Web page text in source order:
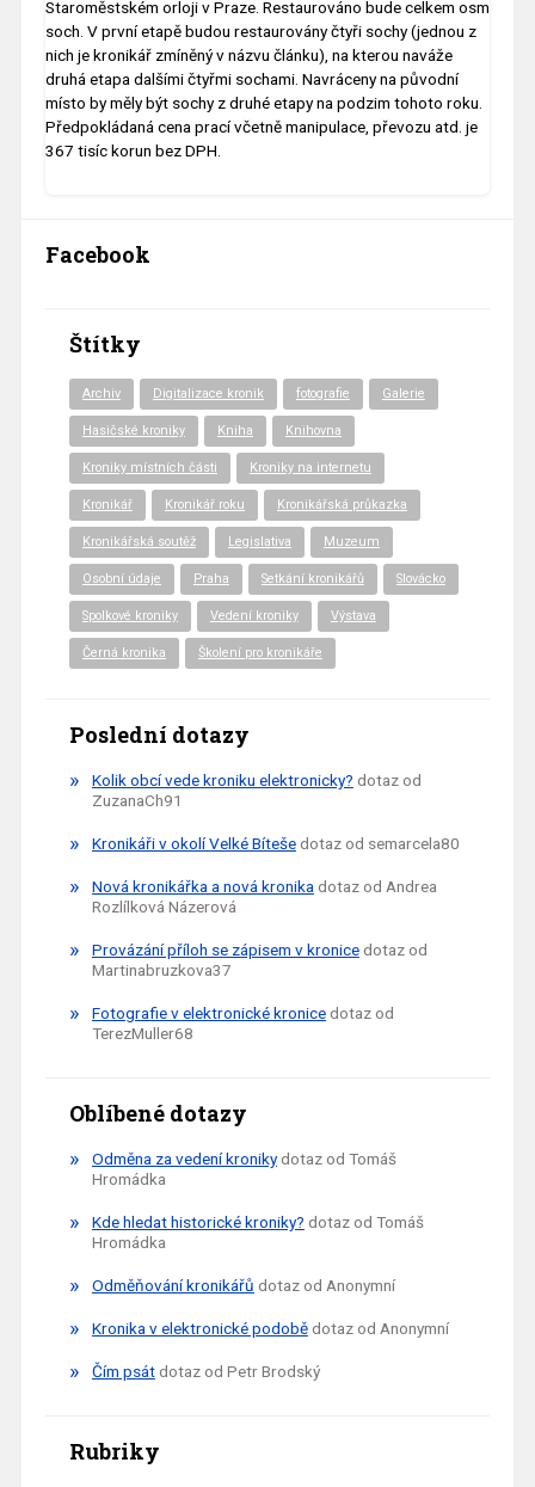
Staroměstském orloji v Praze. Restaurováno bude celkem osm
soch. V první etapě budou restaurovány čtyři sochy (jednou z
nich je kronikář zmíněný v názvu článku), na kterou naváže
druhá etapa dalšími čtyřmi sochami. Navráceny na původní
místo by měly být sochy z druhé etapy na podzim tohoto roku.
Předpokládaná cena prací včetně manipulace, převozu atd. je
367 tisíc korun bez DPH.
Facebook
Štítky
Archiv Digitalizace kronik fotografie Galerie
Hasičské kroniky Kniha Knihovna
Kroniky místních části Kroniky na internetu
Kronikář Kronikář roku Kronikářská průkazka
Kronikářská soutěž Legislativa Muzeum
Osobní údaje Praha Setkání kronikářů Slovácko
Spolkové kroniky Vedení kroniky Výstava
Černá kronika Školení pro kronikáře
Poslední dotazy
Kolik obcí vede kroniku elektronicky? dotaz od
ZuzanaCh91
Kronikáři v okolí Velké Bítešedotaz od semarcela80
Nová kronikářka a nová kronika dotaz od Andrea
Rozlílková Názerová
Provázání příloh se zápisem v kronicedotaz od
Martinabruzkova37
Fotografie v elektronické kronicedotaz od
TerezMuller68
Oblíbené dotazy
Odměna za vedení kronikydotaz od Tomáš
Hromádka
Kde hledat historické kroniky? dotaz od Tomáš
Hromádka
Odměňování kronikářů dotaz od Anonymní
Kronika v elektronické podobědotaz od Anonymní
Čím psátdotaz od Petr Brodský
Rubriky